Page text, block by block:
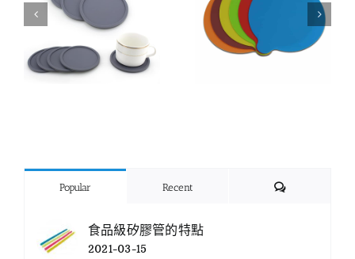
Popular Recent Comments
食品級矽膠管的特點
2021-03-15